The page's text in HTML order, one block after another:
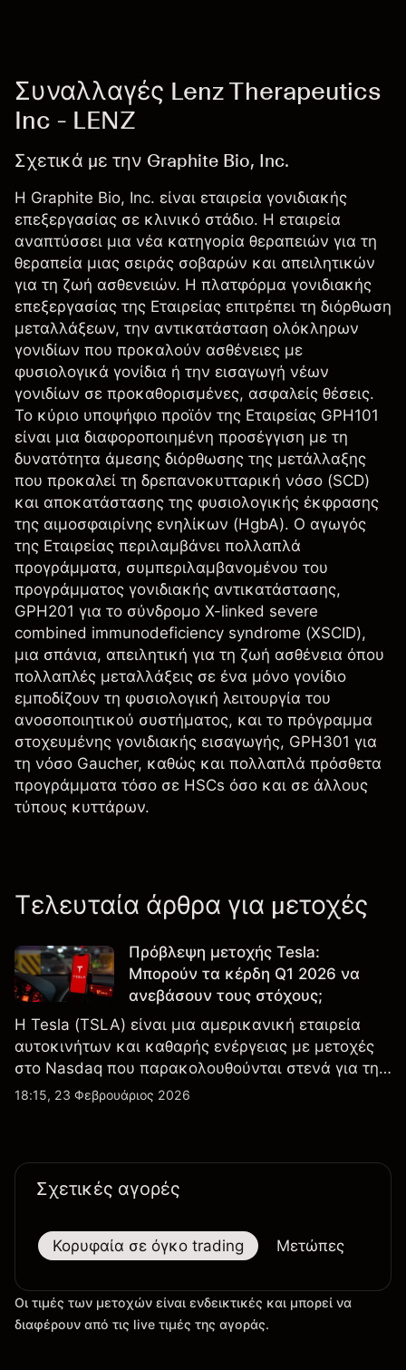
Συναλλαγές Lenz Therapeutics
Inc - LENZ
Σχετικά με την Graphite Bio, Inc.
Η Graphite Bio, Inc. είναι εταιρεία γονιδιακής
επεξεργασίας σε κλινικό στάδιο. Η εταιρεία
αναπτύσσει μια νέα κατηγορία θεραπειών για τη
θεραπεία μιας σειράς σοβαρών και απειλητικών
για τη ζωή ασθενειών. Η πλατφόρμα γονιδιακής
επεξεργασίας της Εταιρείας επιτρέπει τη διόρθωση
μεταλλάξεων, την αντικατάσταση ολόκληρων
γονιδίων που προκαλούν ασθένειες με
φυσιολογικά γονίδια ή την εισαγωγή νέων
γονιδίων σε προκαθορισμένες, ασφαλείς θέσεις.
Το κύριο υποψήφιο προϊόν της Εταιρείας GPH101
είναι μια διαφοροποιημένη προσέγγιση με τη
δυνατότητα άμεσης διόρθωσης της μετάλλαξης
που προκαλεί τη δρεπανοκυτταρική νόσο (SCD)
και αποκατάστασης της φυσιολογικής έκφρασης
της αιμοσφαιρίνης ενηλίκων (HgbA). Ο αγωγός
της Εταιρείας περιλαμβάνει πολλαπλά
προγράμματα, συμπεριλαμβανομένου του
προγράμματος γονιδιακής αντικατάστασης,
GPH201 για το σύνδρομο X-linked severe
combined immunodeficiency syndrome (XSCID),
μια σπάνια, απειλητική για τη ζωή ασθένεια όπου
πολλαπλές μεταλλάξεις σε ένα μόνο γονίδιο
εμποδίζουν τη φυσιολογική λειτουργία του
ανοσοποιητικού συστήματος, και το πρόγραμμα
στοχευμένης γονιδιακής εισαγωγής, GPH301 για
τη νόσο Gaucher, καθώς και πολλαπλά πρόσθετα
προγράμματα τόσο σε HSCs όσο και σε άλλους
τύπους κυττάρων.
Τελευταία άρθρα για μετοχές
Πρόβλεψη μετοχής Tesla:
Μπορούν τα κέρδη Q1 2026 να
ανεβάσουν τους στόχους;
Η Tesla (TSLA) είναι μια αμερικανική εταιρεία
αυτοκινήτων και καθαρής ενέργειας με μετοχές
στο Nasdaq που παρακολουθούνται στενά για την
απόδοση κερδών, τα δεδομένα παραδόσεων και
18:15, 23 Φεβρουάριος 2026
Σχετικές αγορές
Κορυφαία σε όγκο trading Μετώπες
Οι τιμές των μετοχών είναι ενδεικτικές και μπορεί να
διαφέρουν από τις live τιμές της αγοράς.